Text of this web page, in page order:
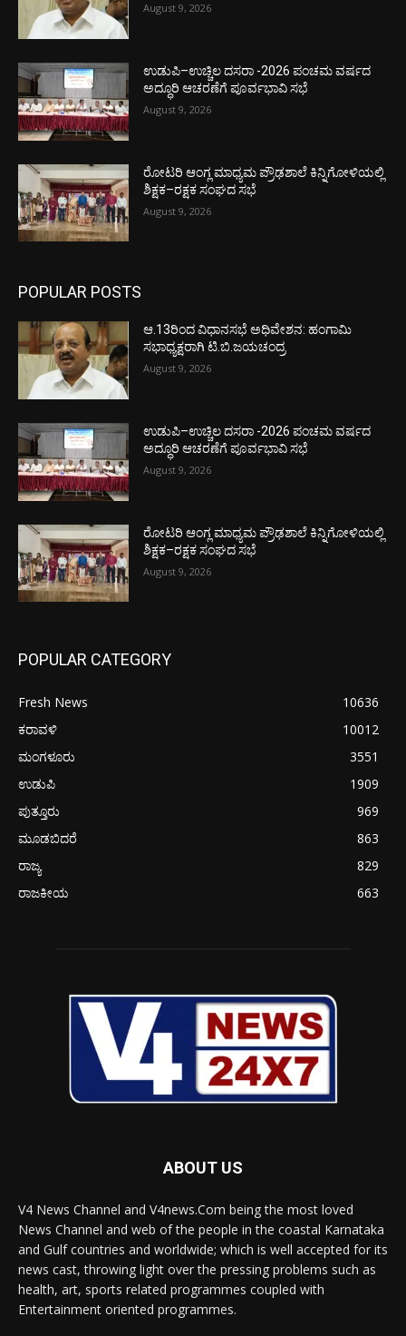
August 9, 2026
ಉಡುಪಿ–ಉಚ್ಚಿಲ ದಸರಾ -2026 ಪಂಚಮ ವರ್ಷದ
ಅದ್ಧೂರಿ ಆಚರಣೆಗೆ ಪೂರ್ವಭಾವಿ ಸಭೆ
August 9, 2026
ರೋಟರಿ ಆಂಗ್ಲ ಮಾಧ್ಯಮ ಪ್ರೌಢಶಾಲೆ ಕಿನ್ನಿಗೋಳಿಯಲ್ಲಿ
ಶಿಕ್ಷಕ–ರಕ್ಷಕ ಸಂಘದ ಸಭೆ
August 9, 2026
POPULAR POSTS
ಆ.13ರಿಂದ ವಿಧಾನಸಭೆ ಅಧಿವೇಶನ: ಹಂಗಾಮಿ
ಸಭಾಧ್ಯಕ್ಷರಾಗಿ ಟಿ.ಬಿ.ಜಯಚಂದ್ರ
August 9, 2026
ಉಡುಪಿ–ಉಚ್ಚಿಲ ದಸರಾ -2026 ಪಂಚಮ ವರ್ಷದ
ಅದ್ಧೂರಿ ಆಚರಣೆಗೆ ಪೂರ್ವಭಾವಿ ಸಭೆ
August 9, 2026
ರೋಟರಿ ಆಂಗ್ಲ ಮಾಧ್ಯಮ ಪ್ರೌಢಶಾಲೆ ಕಿನ್ನಿಗೋಳಿಯಲ್ಲಿ
ಶಿಕ್ಷಕ–ರಕ್ಷಕ ಸಂಘದ ಸಭೆ
August 9, 2026
POPULAR CATEGORY
Fresh News
10636
ಕರಾವಳಿ
10012
ಮಂಗಳೂರು
3551
ಉಡುಪಿ
1909
ಪುತ್ತೂರು
969
ಮೂಡಬಿದರೆ
863
ರಾಜ್ಯ
829
ರಾಜಕೀಯ
663
ABOUT US
V4 News Channel and V4news.Com being the most loved
News Channel and web of the people in the coastal Karnataka
and Gulf countries and worldwide; which is well accepted for its
news cast, throwing light over the pressing problems such as
health, art, sports related programmes coupled with
Entertainment oriented programmes.